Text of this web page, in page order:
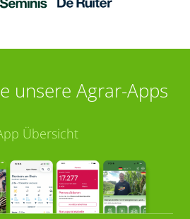
unsere Agrar-Apps
Übersicht